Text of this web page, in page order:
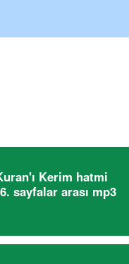
Kerim hatmi
sayfalar arası mp3